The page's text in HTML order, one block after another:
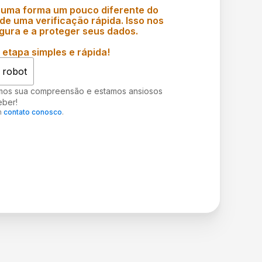
forma um pouco diferente do
uma verificação rápida. Isso nos
e a proteger seus dados.
simples e rápida!
robot
sua compreensão e estamos ansiosos
contato conosco.